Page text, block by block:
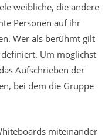
weibliche, die andere
Personen auf ihr
Wer als berühmt gilt
Um möglichst
Aufschrieben der
bei dem die Gruppe
miteinander